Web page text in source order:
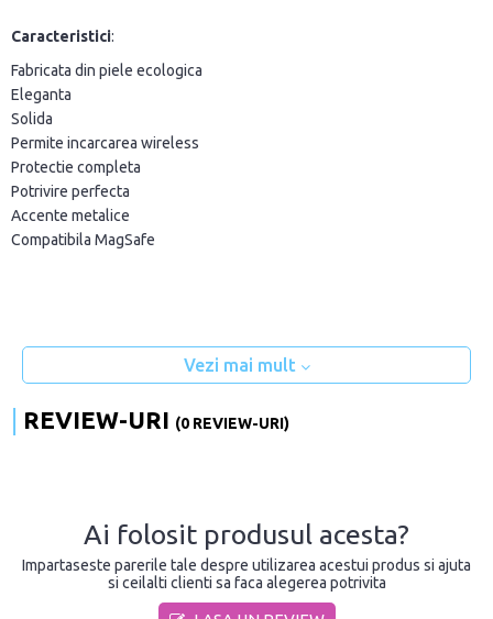
Caracteristici:
Fabricata din piele ecologica
Eleganta
Solida
Permite incarcarea wireless
Protectie completa
Potrivire perfecta
Accente metalice
Compatibila MagSafe
Vezi mai mult
REVIEW-URI (0 REVIEW-URI)
Ai folosit produsul acesta?
Impartaseste parerile tale despre utilizarea acestui produs si ajuta
si ceilalti clienti sa faca alegerea potrivita